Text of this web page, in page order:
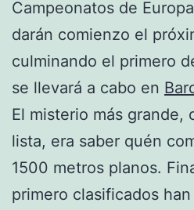
Campeonatos de
darán comienzo el
culminando el primero
se llevará a cabo en
El misterio más grande,
lista, era saber quén
1500 metros planos.
primero clasificados